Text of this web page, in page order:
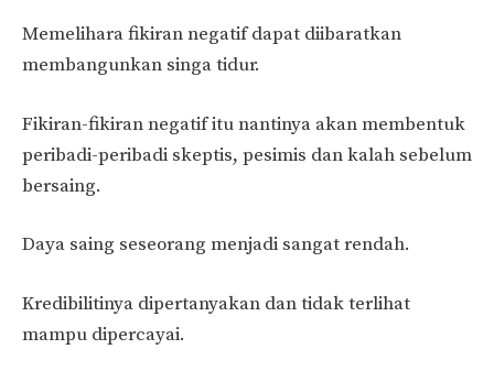
Memelihara fikiran negatif dapat diibaratkan
membangunkan singa tidur.
Fikiran-fikiran negatif itu nantinya akan membentuk
peribadi-peribadi skeptis, pesimis dan kalah sebelum
bersaing.
Daya saing seseorang menjadi sangat rendah.
Kredibilitinya dipertanyakan dan tidak terlihat
mampu dipercayai.